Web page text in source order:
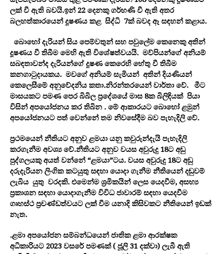
ලක් වී ඇති බවයි.ඉන් 22 දෙනකු ගර්භණි වී ඇති අතර
බලහත්කාරයෙන් දූෂණය කළ සිද්ධි 7ක් බවද ඈ සඳහන් කළාය.
බොහෝ දැරියන් සිය පෙම්වතුන් සහ පවුලේම කෙනෙකු අතින්
දූෂණය වී තිබීම මෙහි ඇති විශේෂත්වයයි. මව්පියන්ගේ අනියම්
සබඳතාවන්ද දැරියන්ගේ දූෂණ කෙරෙහි හේතු වී තිබීම
කනගාටුදායකය. මවගේ අනියම් සැමියන් අතින් දියණියන්
කෙලෙසීමේ අනුවේදනිය කතා.නිරන්තරයෙන් වාර්තා වේ. මීට
මාසයකට පමණ පෙර බිබිල ප්‍රදේශයේ මාස 8ක බිලිඳියක් පියා
විසින් අපයෝජනය කර තිබින . මේ ආකාරයට බොහෝ ළමුන්
අපයෝජනයට පත් වෙන්නේ තම නිවසේදීම බව පැහැදිලි වේ.
ප්‍රථමයෙන් නීතියට අනුව ළමයා යනු කවුරුන්දැයි පැහැදිලි
කරගැනීම අවශ්‍ය වේ.නීතියට අනුව වයස අවුරුදු 18ට අඩු
පුද්ගලයකු අයත් වන්නේ “ළමයා”ටය. වයස අවුරුදු 18ට අඩු
දරුදැරියන ලිංගික කටයුතු සඳහා යොදා ගැනීම නීතියෙන් දඬුවම්
ලැබිය යුතු වරදකි. එමෙන්ම ශ්‍රමිකයින් ලෙස යෙදවීම, අසභ්‍ය
ප්‍රකාශන සඳහා යොදාගැනීම විවිධ ජාවාරම් සඳහා යෙදවීම
ගෘහස්ථ ප්‍රචණ්ඩත්වයට ලක් වීම යනාදි කිසිවකට නීතියෙන් ඉඩක්
නැත.
.ළමා අපයෝජන සම්බන්ධයෙන් ජාතික ළමා ආරක්ෂක
අධිකාරියට 2023 වසරේ පමණක් ( ජූලි 31 දක්වා) ලැබී ඇති